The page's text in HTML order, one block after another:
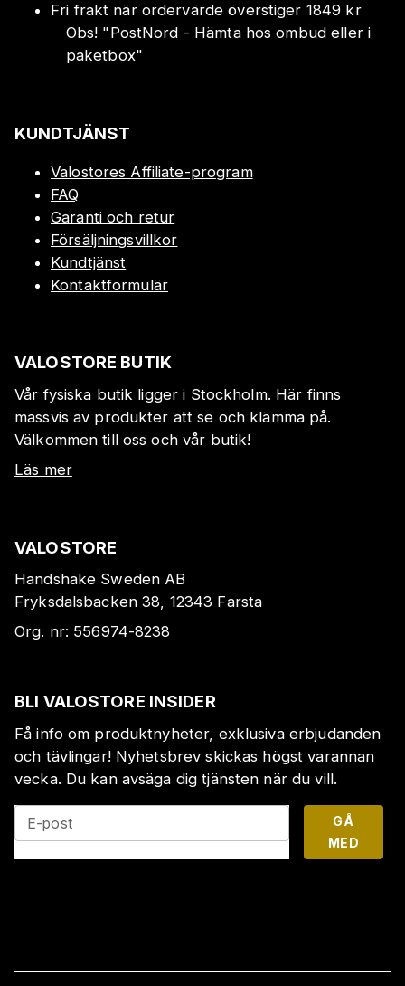
Fri frakt när ordervärde överstiger 1849 kr
Obs! "PostNord - Hämta hos ombud eller i
paketbox"
KUNDTJÄNST
Valostores Affiliate-program
FAQ
Garanti och retur
Försäljningsvillkor
Kundtjänst
Kontaktformulär
VALOSTORE BUTIK
Vår fysiska butik ligger i Stockholm. Här finns
massvis av produkter att se och klämma på.
Välkommen till oss och vår butik!
Läs mer
VALOSTORE
Handshake Sweden AB
Fryksdalsbacken 38, 12343 Farsta
Org. nr: 556974-8238
BLI VALOSTORE INSIDER
Få info om produktnyheter, exklusiva erbjudanden
och tävlingar! Nyhetsbrev skickas högst varannan
vecka. Du kan avsäga dig tjänsten när du vill.
E-post
GÅ
MED